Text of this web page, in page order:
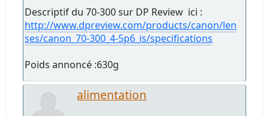
Descriptif du 70-300 sur DP Review ici :
http://www.dpreview.com/products/canon/len
ses/canon_70-300_4-5p6_is/specifications
Poids annoncé :630g
alimentation